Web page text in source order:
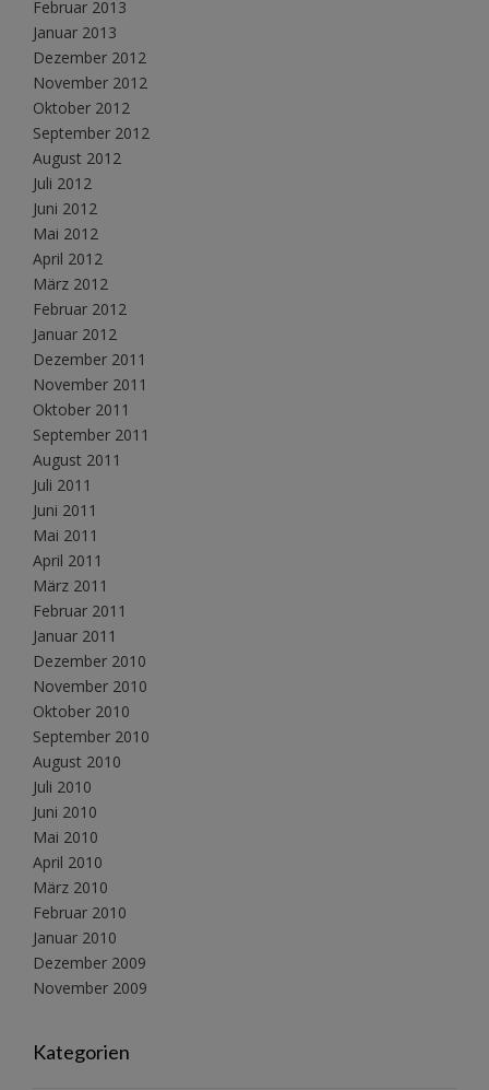
Februar 2013
Januar 2013
Dezember 2012
November 2012
Oktober 2012
September 2012
August 2012
Juli 2012
Juni 2012
Mai 2012
April 2012
März 2012
Februar 2012
Januar 2012
Dezember 2011
November 2011
Oktober 2011
September 2011
August 2011
Juli 2011
Juni 2011
Mai 2011
April 2011
März 2011
Februar 2011
Januar 2011
Dezember 2010
November 2010
Oktober 2010
September 2010
August 2010
Juli 2010
Juni 2010
Mai 2010
April 2010
März 2010
Februar 2010
Januar 2010
Dezember 2009
November 2009
Kategorien